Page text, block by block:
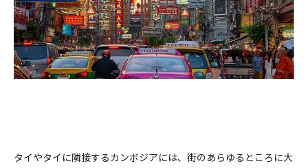
タイやタイに隣接するカンボジアには、街のあらゆるところに大